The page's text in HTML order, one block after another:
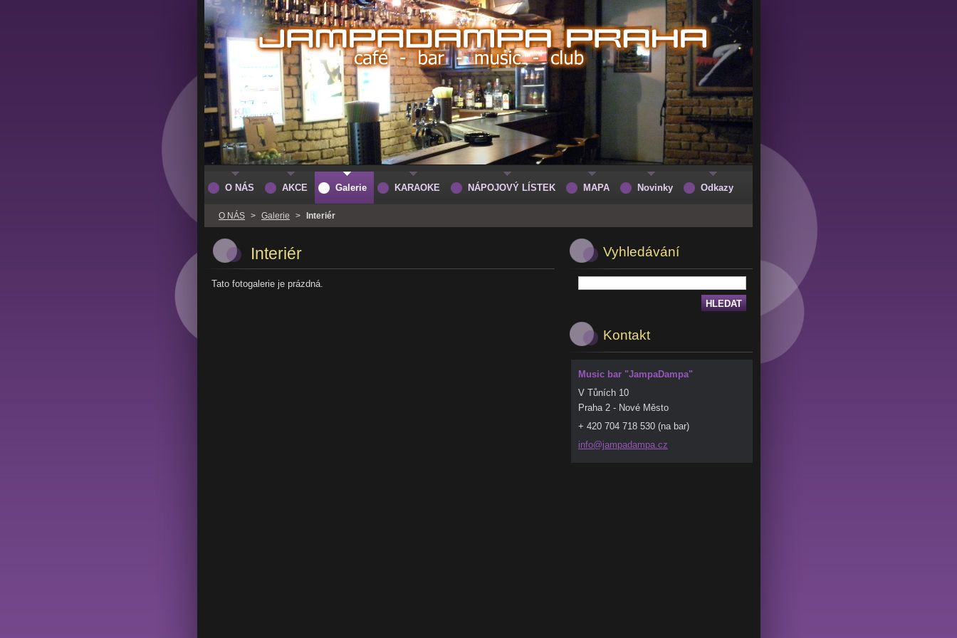
O NÁS > Galerie > Interiér
Interiér
Tato fotogalerie je prázdná.
Vyhledávání
Kontakt
Music bar "JampaDampa"
V Tůních 10
Praha 2 - Nové Město
+ 420 704 718 530 (na bar)
info@jampadampa.cz
O NÁS AKCE Galerie KARAOKE NÁPOJOVÝ LÍSTEK MAPA Novinky Odkazy